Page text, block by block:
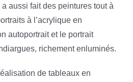
aussi fait des peintures tout à
à l’acrylique en
autoportrait et le portrait
richement enluminés.
de tableaux en